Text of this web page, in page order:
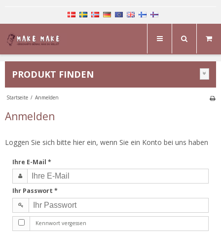
PRODUKT FINDEN
Startseite / Anmelden
Anmelden
Loggen Sie sich bitte hier ein, wenn Sie ein Konto bei uns haben
Ihre E-Mail *
Ihr Passwort *
Kennwort vergessen